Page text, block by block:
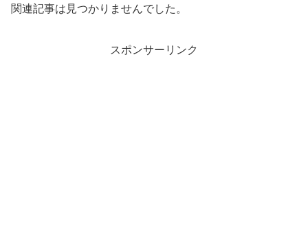
関連記事は見つかりませんでした。
スポンサーリンク